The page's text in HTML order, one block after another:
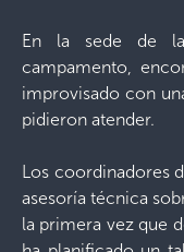
En la sede de la
campamento,
improvisado con
pidieron atender.
Los coordinadores
asesoría técnica
la primera vez que